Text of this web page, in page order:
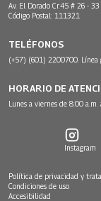
Av. El Dorado Cr.45 # 26 - 33
Código Postal: 111321
TELÉFONOS
(+57) (601) 2200700.
HORARIO DE
Lunes a viernes de 8:00 a.m.
Instagram
Política de privacidad y
Condiciones de uso
Accesibilidad